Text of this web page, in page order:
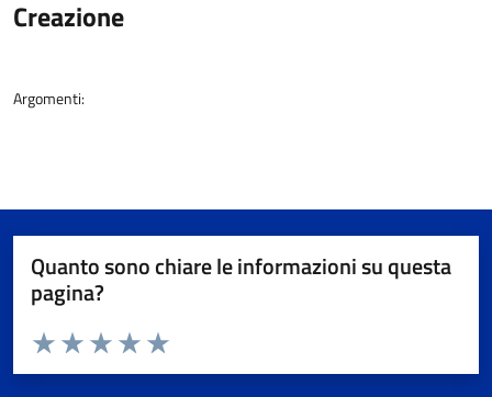
Creazione
Argomenti:
Quanto sono chiare le informazioni su questa
pagina?
Valuta da 1 a 5 stelle la pagina
Valuta 5 stelle su 5
Valuta 4 stelle su 5
Valuta 3 stelle su 5
Valuta 2 stelle su 5
Valuta 1 stelle su 5